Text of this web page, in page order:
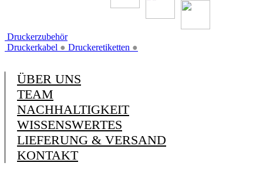
Druckerzubehör
Druckerkabel ● Druckeretiketten ●
ÜBER UNS
TEAM
NACHHALTIGKEIT
WISSENSWERTES
LIEFERUNG & VERSAND
KONTAKT